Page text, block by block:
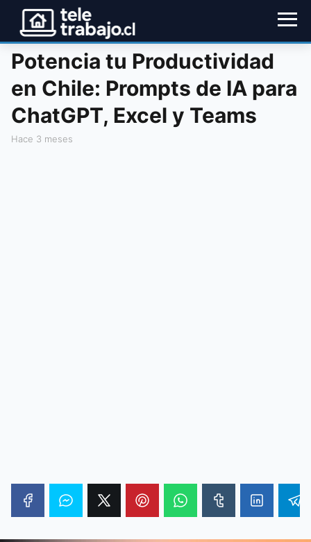
Potencia tu Productividad
en Chile: Prompts de IA para
ChatGPT, Excel y Teams
hace 3 meses